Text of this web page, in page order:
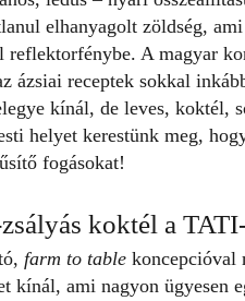
elhanyagolt zöldség,
reflektorfénybe. A magyar
ázsiai receptek sokkal
kínál, de leves, koktél,
helyet kerestünk meg,
fogásokat!
koktél a
farm to table koncepcióval
kínál, ami nagyon ügyesen